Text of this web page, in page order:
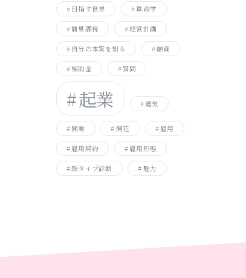
目指す世界 算命学
簡易課税 経営計画
自分の本質を知る 融資
補助金 質問
起業 運気
開業 開花 雇用
雇用契約 雇用形態
顔タイプ診断 魅力